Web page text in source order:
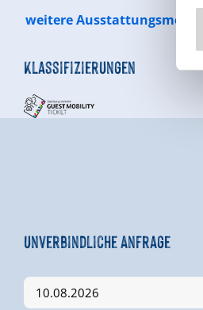
weitere
Klassifizierungen
Unverbindliche Anfrage